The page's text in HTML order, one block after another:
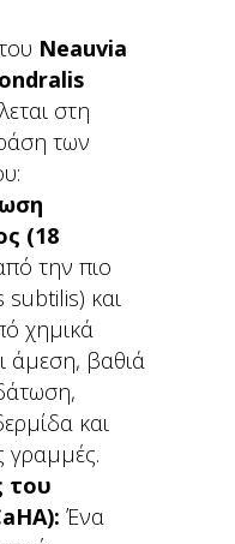
Neauvia
στη
των
(18
την πιο
και
χημικά
άμεση, βαθιά
και
γραμμές.
του
Ένα